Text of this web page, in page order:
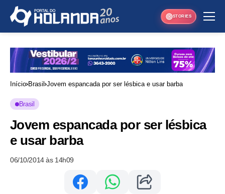
STORIES
Início Brasil Jovem espancada por ser lésbica e usar barba
Brasil
Jovem espancada por ser lésbica
e usar barba
06/10/2014 às 14h09